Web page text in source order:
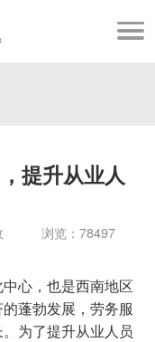
提升从业人
浏览：78497
心，也是西南地区
蓬勃发展，劳务服
为了提升从业人员